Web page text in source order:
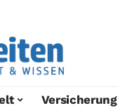
Versicherung